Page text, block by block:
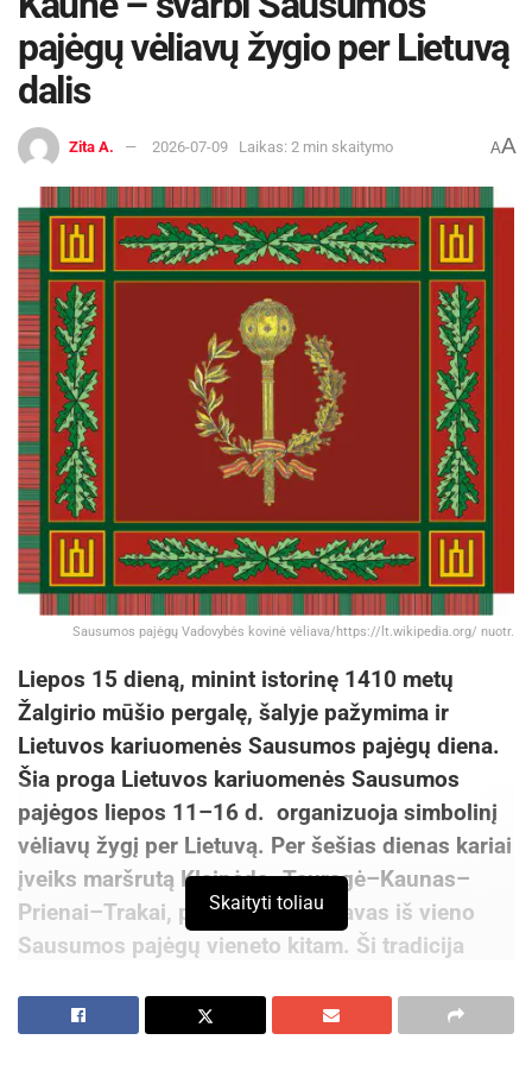
pajėgų vėliavų žygio per Lietuvą
dalis
Zita A. 2026-07-09 Laikas: 2 min skaitymo AA
Sausumos pajėgų Vadovybės kovinė vėliava/https://lt.wikipedia.org/ nuotr.
Liepos 15 dieną, minint istorinę 1410 metų
Žalgirio mūšio pergalę, šalyje pažymima ir
Lietuvos kariuomenės Sausumos pajėgų diena.
Šia proga Lietuvos kariuomenės Sausumos
pajėgos liepos 11–16 d. organizuoja simbolinį
vėliavų žygį per Lietuvą. Per šešias dienas kariai
įveiks maršrutą Klaipėda–Tauragė–Kaunas–
Prienai–Trakai, perduodami vėliavas iš vieno
Sausumos pajėgų vieneto kitam. Ši tradicija
perdavimą ir skirtingų karių kartų vienybę.
Skaityti toliau